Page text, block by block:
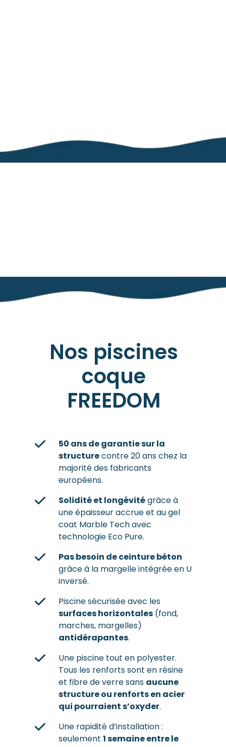
Nos piscines
coque
FREEDOM
50 ans de garantie sur la
structurecontre 20 ans chez la
majorité des fabricants
européens.
Solidité et longévitégrâce à
une épaisseur accrue et au gel
coat Marble Tech avec
technologie Eco Pure.
Pas besoin de ceinture béton
grâce à la margelle intégrée en U
inversé.
Piscine sécurisée avec les
surfaces horizontales (fond,
marches, margelles)
antidérapantes.
Une piscine tout en polyester.
Tous les renforts sont en résine
et fibre de verre sans aucune
structure ou renforts en acier
qui pourraient s’oxyder.
Une rapidité d’installation :
seulement 1 semaine entre le